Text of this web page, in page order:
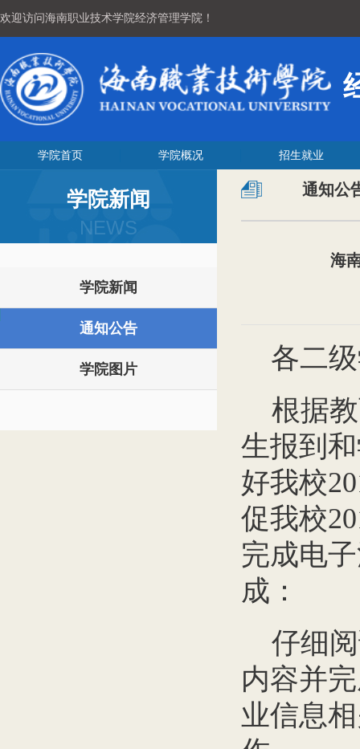
欢迎访问海南职业技术学院经济管理学院！
学院首页 学院概况 招生就业
学院新闻
NEWS
学院新闻
通知公告
学院图片
通知公
海
各二
根据
生报到
好我校
促我校
完成电
成：
仔细
内容并
业信息